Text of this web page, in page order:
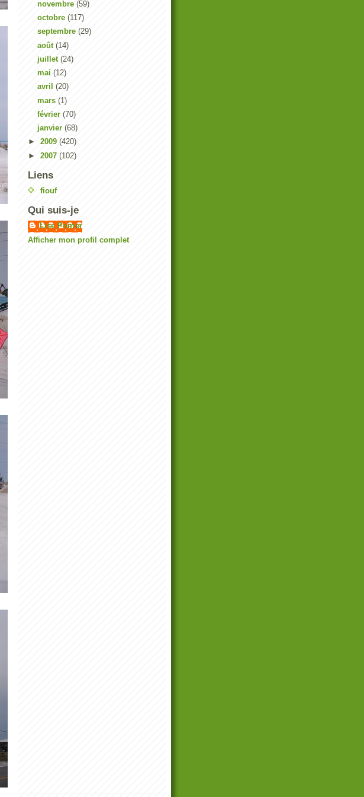
novembre (59)
octobre (117)
septembre (29)
août (14)
juillet (24)
mai (12)
avril (20)
mars (1)
février (70)
janvier (68)
► 2009 (420)
► 2007 (102)
Liens
fiouf
Qui suis-je
Lise Poirier
Afficher mon profil complet